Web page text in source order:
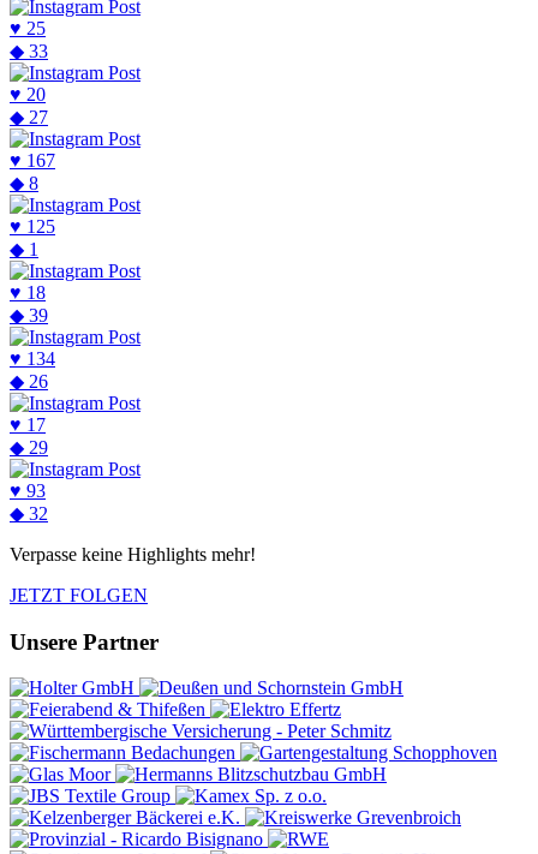
♥ 25
◆ 33
♥ 20
◆ 27
♥ 167
◆ 8
♥ 125
◆ 1
♥ 18
◆ 39
♥ 134
◆ 26
♥ 17
◆ 29
♥ 93
◆ 32
Verpasse keine Highlights mehr!
JETZT FOLGEN
Unsere Partner